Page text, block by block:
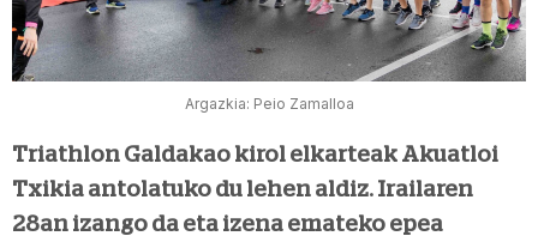
Argazkia: Peio Zamalloa
Triathlon Galdakao kirol elkarteak Akuatloi
Txikia antolatuko du lehen aldiz. Irailaren
28an izango da eta izena emateko epea